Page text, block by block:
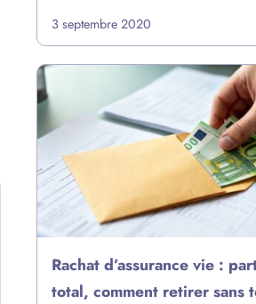
3 septembre 2020
Rachat d’assurance vie :
total, comment retirer sans